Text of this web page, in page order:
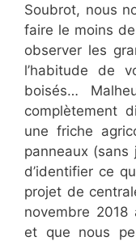
Soubrot, nous
faire le moins
observer les
l’habitude de
boisés…
complètement
une friche
panneaux
d’identifier ce
projet de
novembre
et que nous